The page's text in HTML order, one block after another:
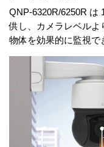
QNP-6320R/6250R は
供し、カメラレベルよ
物体を効果的に監視で